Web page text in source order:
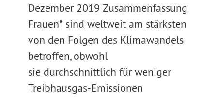
Dezember 2019 Zusammenfassung
Frauen* sind weltweit am stärksten
von den Folgen des Klimawandels
betroffen, obwohl
sie durchschnittlich für weniger
Treibhausgas-Emissionen